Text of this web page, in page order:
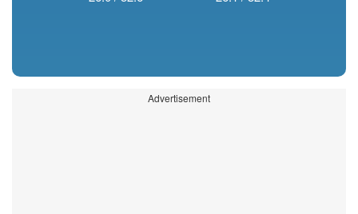
Advertisement